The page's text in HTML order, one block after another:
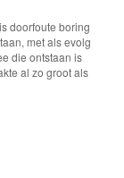
doorfoute boring
met als evolg
die ontstaan is
al zo groot als